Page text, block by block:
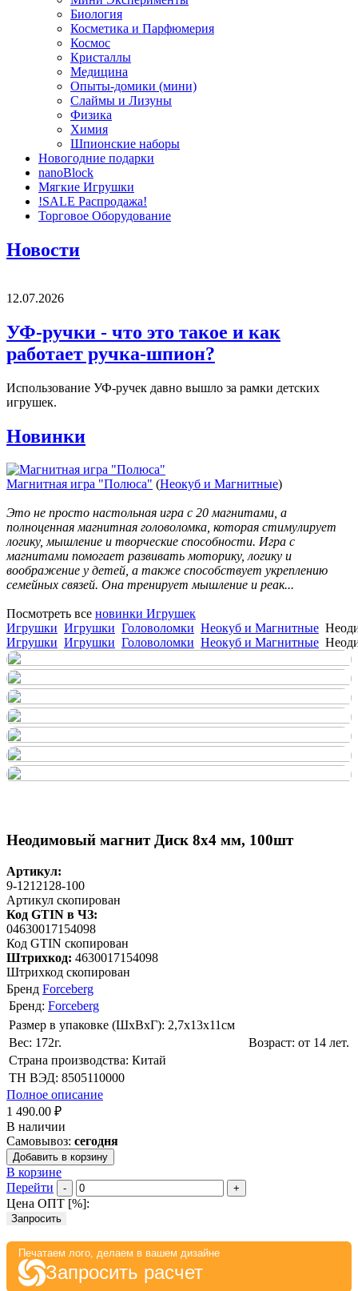
Биология
Косметика и Парфюмерия
Космос
Кристаллы
Медицина
Опыты-домики (мини)
Слаймы и Лизуны
Физика
Химия
Шпионские наборы
Новогодние подарки
nanoBlock
Мягкие Игрушки
!SALE Распродажа!
Торговое Оборудование
Новости
12.07.2026
УФ-ручки - что это такое и как
работает ручка-шпион?
Использование УФ-ручек давно вышло за рамки детских
игрушек.
Новинки
Магнитная игра "Полюса" (Неокуб и Магнитные)
Это не просто настольная игра с 20 магнитами, а
полноценная магнитная головоломка, которая стимулирует
логику, мышление и творческие способности. Игра с
магнитами помогает развивать моторику, логику и
воображение у детей, а также способствует укреплению
семейных связей. Она тренирует мышление и реак...
Посмотреть все новинки Игрушек
Игрушки Игрушки Головоломки Неокуб и Магнитные
Игрушки Игрушки Головоломки Неокуб и Магнитные
Неодимовый магнит Диск 8х4 мм, 100шт
Артикул:
9-1212128-100
Артикул скопирован
Код GTIN в ЧЗ:
04630017154098
Код GTIN скопирован
Штрихкод: 4630017154098
Штрихкод скопирован
Бренд Forceberg
Бренд: Forceberg
Размер в упаковке (ШхВxГ): 2,7х13х11cм
Вес: 172г.
Возраст: от 14 лет.
Страна производства: Китай
ТН ВЭД: 8505110000
Полное описание
1 490.00 ₽
В наличии
Самовывоз: сегодня
Добавить в корзину
В корзине
Перейти
- +
Цена ОПТ [%]:
Запросить
Печатаем лого, делаем в вашем дизайне
Запросить расчет